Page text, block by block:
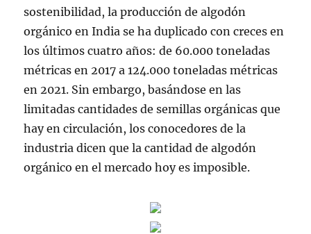
sostenibilidad, la producción de algodón
orgánico en India se ha duplicado con creces en
los últimos cuatro años: de 60.000 toneladas
métricas en 2017 a 124.000 toneladas métricas
en 2021. Sin embargo, basándose en las
limitadas cantidades de semillas orgánicas que
hay en circulación, los conocedores de la
industria dicen que la cantidad de algodón
orgánico en el mercado hoy es imposible.